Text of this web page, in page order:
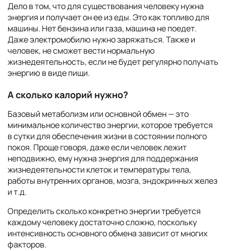
Дело в том, что для существования человеку нужна
энергия и получает он ее из еды. Это как топливо для
машины. Нет бензина или газа, машина не поедет.
Даже электромобилю нужно заряжаться. Также и
человек, не сможет вести нормальную
жизнедеятельность, если не будет регулярно получать
энергию в виде пищи.
А сколько калорий нужно?
Базовый метаболизм или основной обмен — это
минимальное количество энергии, которое требуется
в сутки для обеспечения жизни в состоянии полного
покоя. Проще говоря, даже если человек лежит
неподвижно, ему нужна энергия для поддержания
жизнедеятельности клеток и температуры тела,
работы внутренних органов, мозга, эндокринных желез
и т.д.
Определить сколько конкретно энергии требуется
каждому человеку достаточно сложно, поскольку
интенсивность основного обмена зависит от многих
факторов.